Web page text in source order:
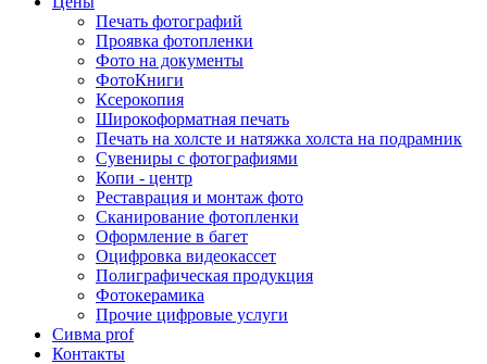
Печать фотографий
Проявка фотопленки
Фото на документы
ФотоКниги
Ксерокопия
Широкоформатная печать
Печать на холсте и натяжка холста на подрамник
Сувениры с фотографиями
Копи - центр
Реставрация и монтаж фото
Сканирование фотопленки
Оформление в багет
Оцифровка видеокассет
Полиграфическая продукция
Фотокерамика
Прочие цифровые услуги
Сивма prof
Контакты